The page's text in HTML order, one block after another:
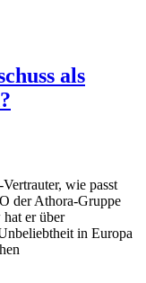
als
wie passt
der Athora-Gruppe
er über
in Europa